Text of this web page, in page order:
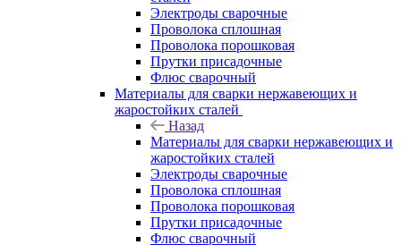
Электроды сварочные
Проволока сплошная
Проволока порошковая
Прутки присадочные
Флюс сварочный
Материалы для сварки нержавеющих и
жаростойких сталей
Назад
Материалы для сварки нержавеющих и
жаростойких сталей
Электроды сварочные
Проволока сплошная
Проволока порошковая
Прутки присадочные
Флюс сварочный